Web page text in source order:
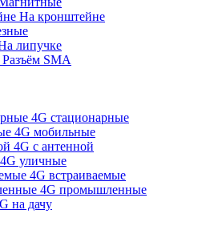
На кронштейне
липучке
Разъём SMA
4G стационарные
4G мобильные
4G с антенной
4G уличные
4G встраиваемые
4G промышленные
на дачу